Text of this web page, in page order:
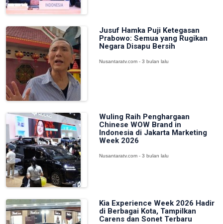
Jusuf Hamka Puji Ketegasan
Prabowo: Semua yang Rugikan
Negara Disapu Bersih
Nusantaratv.com - 3 bulan lalu
Wuling Raih Penghargaan
Chinese WOW Brand in
Indonesia di Jakarta Marketing
Week 2026
Nusantaratv.com - 3 bulan lalu
Kia Experience Week 2026 Hadir
di Berbagai Kota, Tampilkan
Carens dan Sonet Terbaru